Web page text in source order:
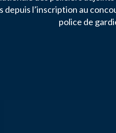
depuis l’inscription au
police de